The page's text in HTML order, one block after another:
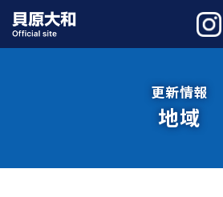
更新情報
地域